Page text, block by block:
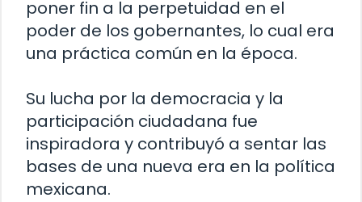
poner fin a la perpetuidad en el
poder de los gobernantes, lo cual era
una práctica común en la época.
Su lucha por la democracia y la
participación ciudadana fue
inspiradora y contribuyó a sentar las
bases de una nueva era en la política
mexicana.